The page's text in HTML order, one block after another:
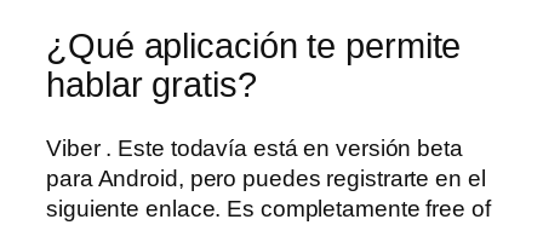
¿Qué aplicación te permite
hablar gratis?
Viber . Este todavía está en versión beta
para Android, pero puedes registrarte en el
siguiente enlace. Es completamente free of